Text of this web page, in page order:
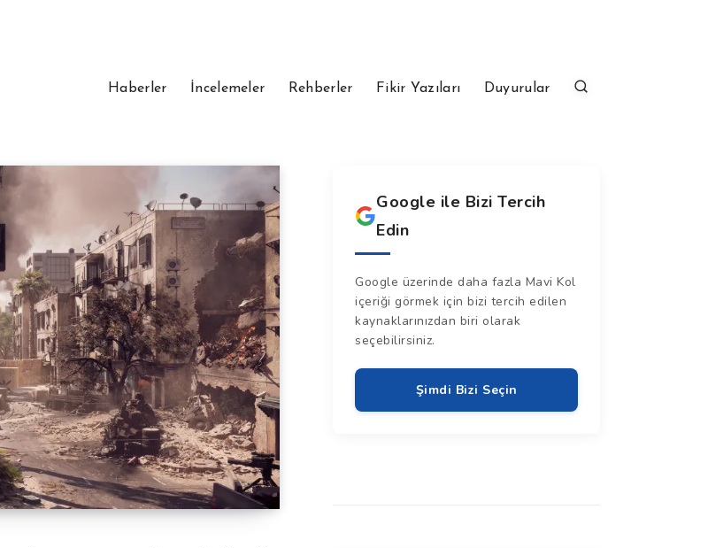
Haberler İncelemeler Rehberler Fikir Yazıları Duyurular
Google ile Bizi Tercih
Edin
Google üzerinde daha fazla Mavi Kol
içeriği görmek için bizi tercih edilen
kaynaklarınızdan biri olarak
seçebilirsiniz.
Şimdi Bizi Seçin